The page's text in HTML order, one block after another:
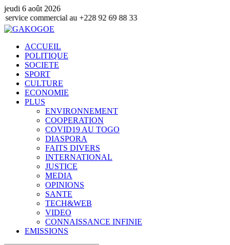
jeudi 6 août 2026
au +228 92 69 88 33
ACCUEIL
POLITIQUE
SOCIETE
SPORT
CULTURE
ECONOMIE
PLUS
ENVIRONNEMENT
COOPERATION
COVID19 AU TOGO
DIASPORA
FAITS DIVERS
INTERNATIONAL
JUSTICE
MEDIA
OPINIONS
SANTE
TECH&WEB
VIDEO
CONNAISSANCE INFINIE
EMISSIONS